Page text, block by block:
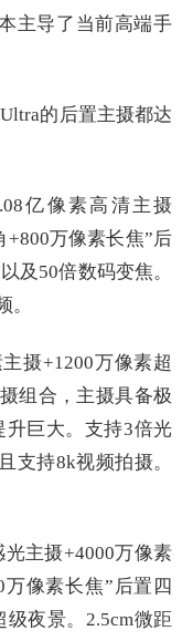
主导了当前高端手
的后置主摄都达
亿像素高清主摄
+800万像素长焦”后
及50倍数码变焦。
摄+1200万像素超
组合，主摄具备极
巨大。支持3倍光
支持8k视频拍摄。
光主摄+4000万像素
像素长焦”后置四
夜景。2.5cm微距